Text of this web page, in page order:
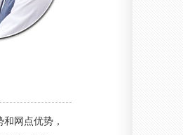
网点优势，